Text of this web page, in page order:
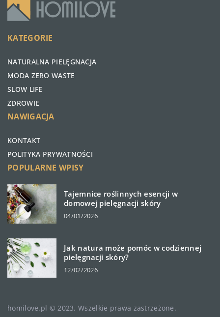
KATEGORIE
NATURALNA PIELĘGNACJA
MODA ZERO WASTE
SLOW LIFE
ZDROWIE
NAWIGACJA
KONTAKT
POLITYKA PRYWATNOŚCI
POPULARNE WPISY
Tajemnice roślinnych esencji w
domowej pielęgnacji skóry
04/01/2026
Jak natura może pomóc w codziennej
pielęgnacji skóry?
12/02/2026
homilove.pl © 2023. Wszelkie prawa zastrzeżone.